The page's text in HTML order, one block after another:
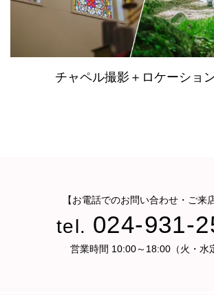
チャペル撮影＋ロケーショ
【お電話でのお問い合わせ・ご来
tel. 024-931-
営業時間 10:00～18:00（火・水